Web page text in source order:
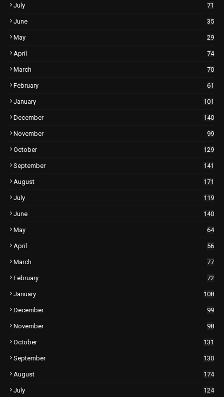
July 71
June 35
May 29
April 74
March 70
February 61
January 101
December 140
November 99
October 129
September 141
August 171
July 119
June 140
May 64
April 56
March 77
February 72
January 108
December 99
November 98
October 131
September 130
August 174
July 124